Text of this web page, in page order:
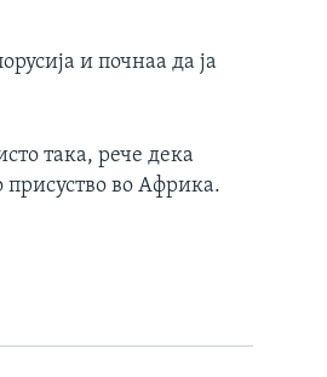
и почнаа да ја
така, рече дека
присуство во Африка.